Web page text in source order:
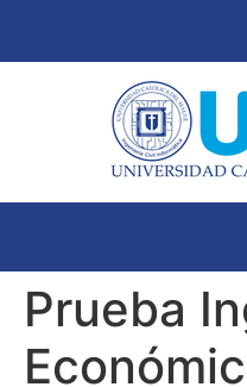
Prueba